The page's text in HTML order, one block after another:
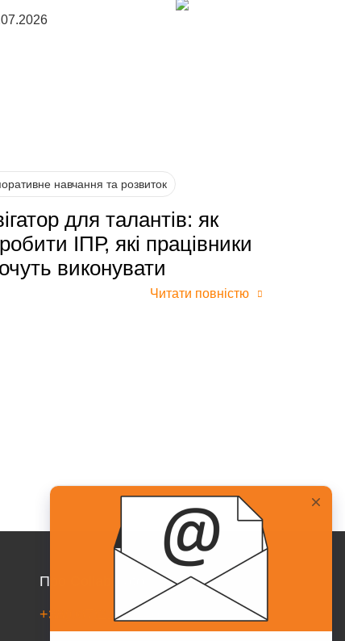
навчання та розвиток
для талантів: як
ІПР, які працівники
виконувати
Читати повністю
Про Collaborator
+38(067)217-0440